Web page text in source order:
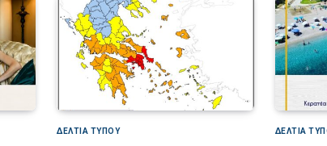
ΔΕΛΤΙΑ ΤΥΠΟΥ ΔΕΛΤΙΑ